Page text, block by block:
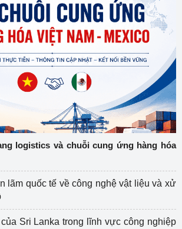
logistics và chuỗi cung ứng hàng hóa
lãm quốc tế về công nghệ vật liệu và xử
Sri Lanka trong lĩnh vực công nghiệp